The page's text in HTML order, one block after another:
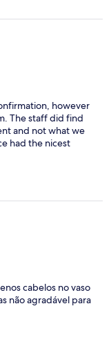
however
The staff did find
and not what we
had the nicest
cabelos no vaso
não agradável para